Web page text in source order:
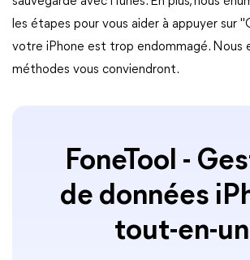
les étapes pour vous aider à appuyer sur
votre iPhone est trop endommagé. Nous
méthodes vous conviendront.
FoneTool -
de données
tout-en-un